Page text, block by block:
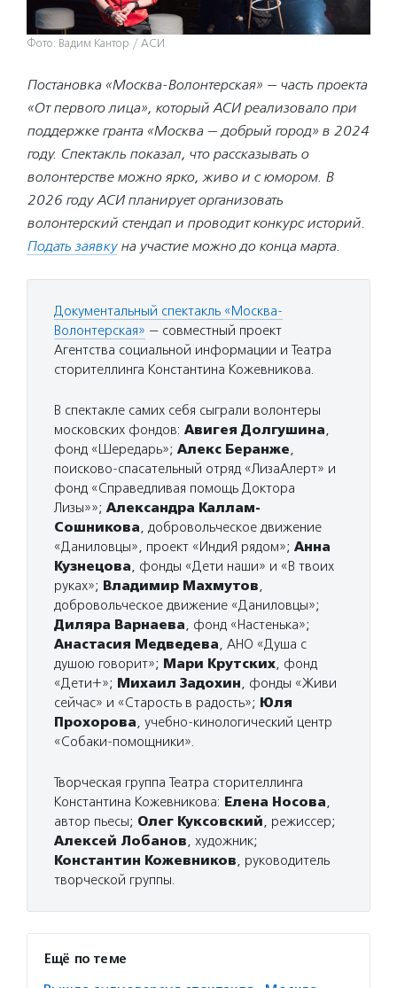
Фото: Вадим Кантор / АСИ
Постановка «Москва-Волонтерская» — часть проекта
«От первого лица», который АСИ реализовало при
поддержке гранта «Москва — добрый город» в 2024
году. Спектакль показал, что рассказывать о
волонтерстве можно ярко, живо и с юмором. В
2026 году АСИ планирует организовать
волонтерский стендап и проводит конкурс историй.
Подать заявкуна участие можно до конца марта.
Документальный спектакль «Москва-
Волонтерская» — совместный проект
Агентства социальной информации и Театра
сторителлинга Константина Кожевникова.
В спектакле самих себя сыграли волонтеры
московских фондов: Авигея Долгушина,
фонд «Шередарь»; Алекс Беранже,
поисково-спасательный отряд «ЛизаАлерт» и
фонд «Справедливая помощь Доктора
Лизы»»; Александра Каллам-
Сошникова, добровольческое движение
«Даниловцы», проект «ИндиЯ рядом»; Анна
Кузнецова, фонды «Дети наши» и «В твоих
руках»; Владимир Махмутов,
добровольческое движение «Даниловцы»;
Диляра Варнаева, фонд «Настенька»;
Анастасия Медведева, АНО «Душа с
душою говорит»; Мари Крутских, фонд
«Дети+»; Михаил Задохин, фонды «Живи
сейчас» и «Старость в радость»; Юля
Прохорова, учебно-кинологический центр
«Собаки-помощники».
Творческая группа Театра сторителлинга
Константина Кожевникова: Елена Носова,
автор пьесы; Олег Куксовский, режиссер;
Алексей Лобанов, художник;
Константин Кожевников, руководитель
творческой группы.
Ещё по теме